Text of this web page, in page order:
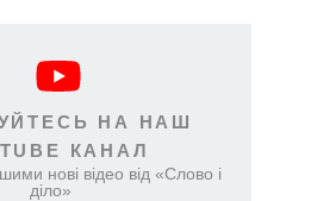
НА НАШ
КАНАЛ
нові відео від «Слово і
діло»